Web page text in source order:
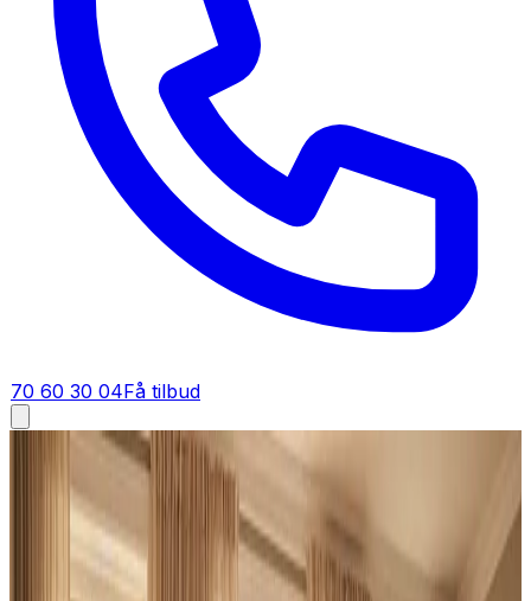
70 60 30 04Få tilbud
Industriventilation iLøgstør
Industriventilation i Løgstør
Vi er din industriventilations-partner i Løgstør og omegn.
Fra svejserøgsudsugning og støvhåndtering til
kontorventilation med CO₂-styring — vi dimensionerer